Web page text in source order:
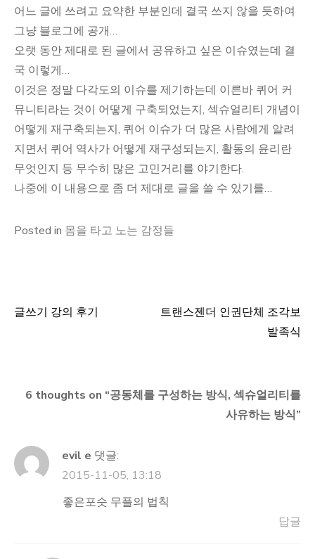
어느 글에 쓰려고 요약한 부분인데 결국 쓰지 않을 듯하여
그냥 블로그에 공개…
오랫 동안 제대로 된 글에서 공유하고 싶은 이슈였는데 결
국 이렇게…
이것은 정말 다각도의 이슈를 제기하는데 이른바 퀴어 커
뮤니티라는 것이 어떻게 구축되었는지, 섹슈얼리티 개념이
어떻게 재구축되는지, 퀴어 이슈가 더 많은 사람에게 알려
지면서 퀴어 역사가 어떻게 재구성되는지, 활동의 윤리란
무엇인지 등 무수히 많은 고민거리를 야기한다.
나중에 이 내용으로 좀 더 제대로 글을 쓸 수 있기를…
Posted in 몸을 타고 노는 감정들
글
색
글쓰기 강의 후기
트랜스젠더 인권단체 조각보
발족식
6 thoughts on “공동체를 구성하는 방식, 섹슈얼리티를
사유하는 방식”
evil e 댓글:
2015-11-05, 13:18
좋은포슷 무플의 법칙
답글